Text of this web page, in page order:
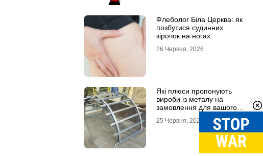
Флеболог Біла Церква: як
позбутися судинних
зірочок на ногах
26 Червня, 2026
Які плюси пропонують
вироби із металу на
замовлення для вашого
25 Червня, 2026